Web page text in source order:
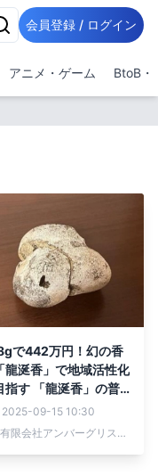
会員登録 / ログイン
アニメ・ゲーム BtoB・
で442万円！幻の香
龍涎香」で地域活性化
指す 「龍涎香」の普
動団体、ガイドブック
りサンプルを 自治体
対象に提供開始
2025-09-15 10:30
有限会社アンバーグリスジャパン